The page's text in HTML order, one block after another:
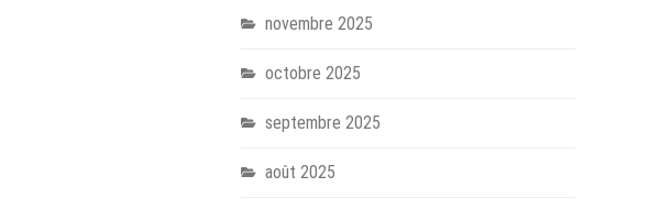
novembre 2025
octobre 2025
septembre 2025
août 2025